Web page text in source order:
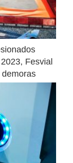
Fesvial